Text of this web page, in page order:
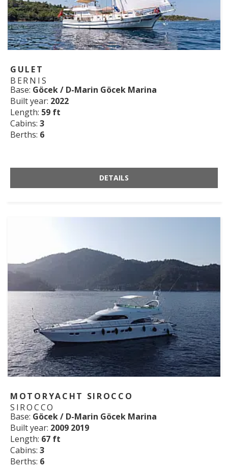
GULET
BERNIS
Base: Göcek / D-Marin Göcek Marina
Built year: 2022
Length: 59 ft
Cabins: 3
Berths: 6
DETAILS
MOTORYACHT SIROCCO
SIROCCO
Base: Göcek / D-Marin Göcek Marina
Built year: 2009 2019
Length: 67 ft
Cabins: 3
Berths: 6